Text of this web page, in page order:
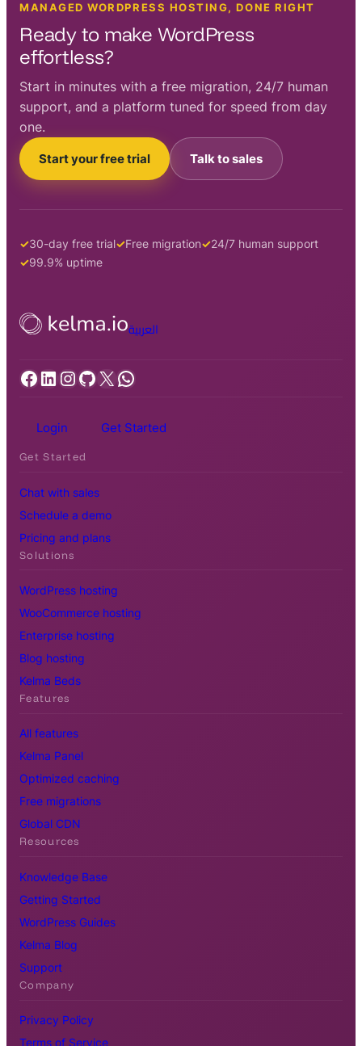
MANAGED WORDPRESS HOSTING, DONE RIGHT
Ready to make WordPress
effortless?
Start in minutes with a free migration, 24/7 human
support, and a platform tuned for speed from day
one.
Start your free trial Talk to sales
30-day free trial Free migration
24/7 human support
99.9% uptime
العربية
Facebook LinkedIn Instagram GitHub X WhatsApp
Login Get Started
Get Started
Chat with sales
Schedule a demo
Pricing and plans
Solutions
WordPress hosting
WooCommerce hosting
Enterprise hosting
Blog hosting
Kelma Beds
Features
All features
Kelma Panel
Optimized caching
Free migrations
Global CDN
Resources
Knowledge Base
Getting Started
WordPress Guides
Kelma Blog
Support
Company
Privacy Policy
Terms of Service